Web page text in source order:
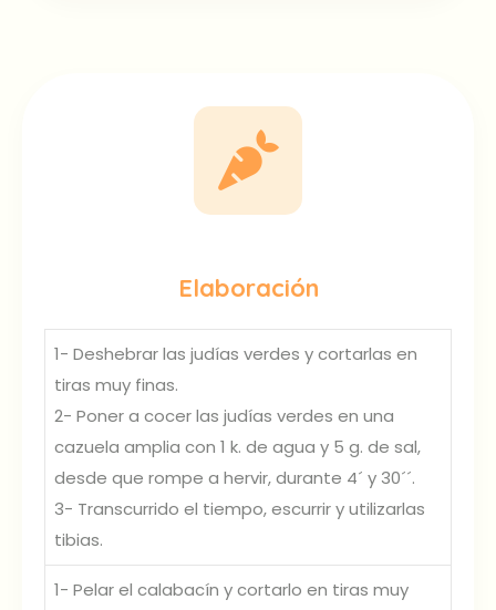
Elaboración
1- Deshebrar las judías verdes y cortarlas en
tiras muy finas.
2- Poner a cocer las judías verdes en una
cazuela amplia con 1 k. de agua y 5 g. de sal,
desde que rompe a hervir, durante 4´ y 30´´.
3- Transcurrido el tiempo, escurrir y utilizarlas
tibias.
1- Pelar el calabacín y cortarlo en tiras muy